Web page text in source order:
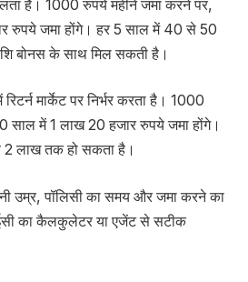
है। 1000 रुपये महीने जमा करने पर,
रुपये जमा होंगे। हर 5 साल में 40 से 50
बोनस के साथ मिल सकती है।
मार्केट पर निर्भर करता है। 1000
साल में 1 लाख 20 हजार रुपये जमा होंगे।
2 लाख तक हो सकता है।
उम्र, पॉलिसी का समय और जमा करने का
का कैलकुलेटर या एजेंट से सटीक